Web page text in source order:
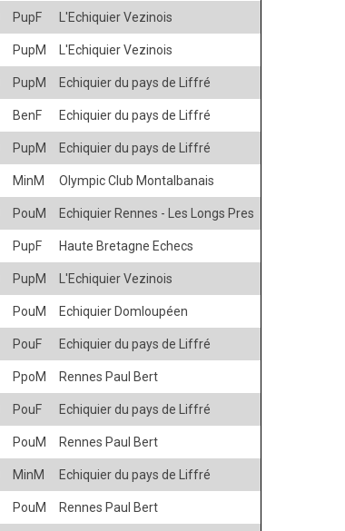
PupF L'Echiquier Vezinois
PupM L'Echiquier Vezinois
PupM Echiquier du pays de Liffré
BenF Echiquier du pays de Liffré
PupM Echiquier du pays de Liffré
MinM Olympic Club Montalbanais
PouM Echiquier Rennes - Les Longs Pres
PupF Haute Bretagne Echecs
PupM L'Echiquier Vezinois
PouM Echiquier Domloupéen
PouF Echiquier du pays de Liffré
PpoM Rennes Paul Bert
PouF Echiquier du pays de Liffré
PouM Rennes Paul Bert
MinM Echiquier du pays de Liffré
PouM Rennes Paul Bert